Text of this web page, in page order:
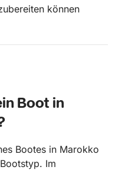
können
Boot in
Bootes in Marokko
Im